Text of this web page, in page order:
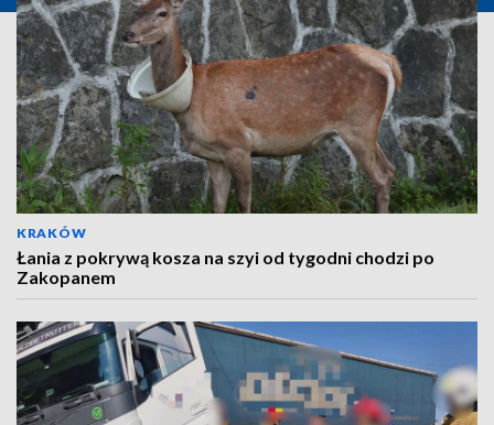
KRAKÓW
Łania z pokrywą kosza na szyi od tygodni chodzi po
Zakopanem